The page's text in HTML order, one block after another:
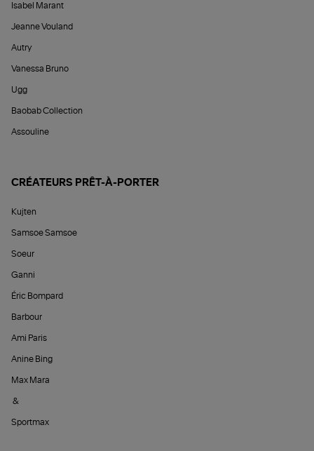
Isabel Marant
Jeanne Vouland
Autry
Vanessa Bruno
Ugg
Baobab Collection
Assouline
CRÉATEURS PRÊT-À-PORTER
Kujten
Samsoe Samsoe
Soeur
Ganni
Éric Bompard
Barbour
Ami Paris
Anine Bing
Max Mara
&
Sportmax